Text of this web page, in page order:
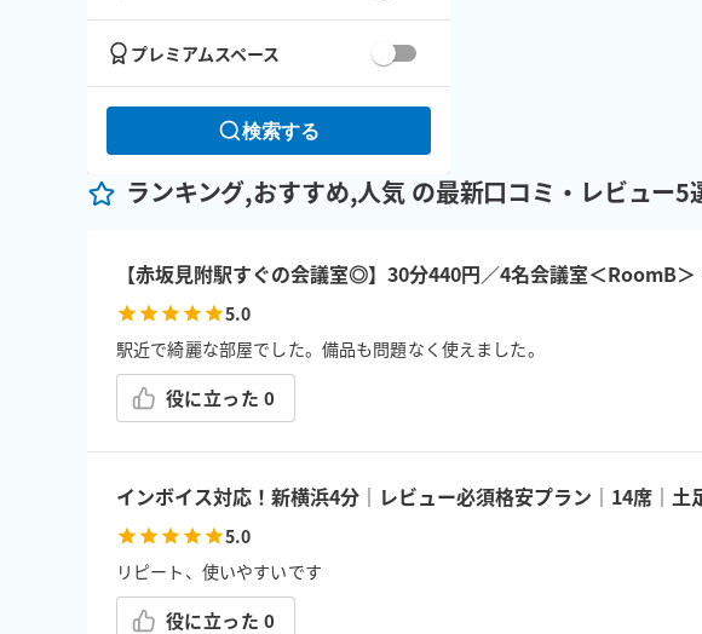
プレミアムスペース
検索する
ランキング,おすすめ,人気 の最新口コミ・レビュー5
【赤坂見附駅すぐの会議室◎】30分440円／4名会議室＜RoomB
5.0
駅近で綺麗な部屋でした。備品も問題なく使えました。
役に立った 0
インボイス対応！新横浜4分｜レビュー必須格安プラン｜14席｜
5.0
リピート、使いやすいです
役に立った 0